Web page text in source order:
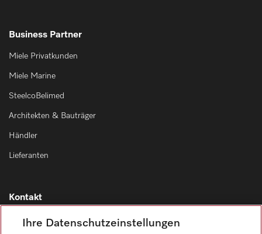
Business Partner
Miele Privatkunden
Miele Marine
SteelcoBelimed
Architekten & Bauträger
Händler
Lieferanten
Kontakt
Kontaktübersicht
Ihre Datenschutzeinstellungen